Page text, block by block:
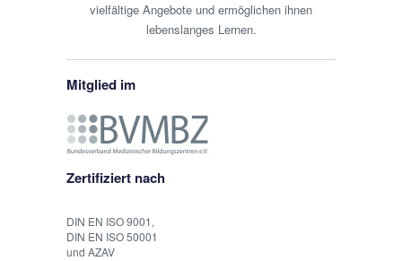
vielfältige Angebote und ermöglichen ihnen
lebenslanges Lernen.
Mitglied im
Zertifiziert nach
DIN EN ISO 9001,
DIN EN ISO 50001
und AZAV